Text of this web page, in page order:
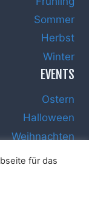
Sommer
Herbst
Winter
EVENTS
Ostern
Halloween
Weihnachten
Silvester
für das